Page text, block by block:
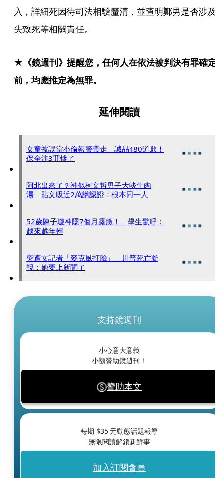
入，詳細死因待司法相驗釐清，並查明鄭男是否涉及
失致死等相關責任。
★《鏡週刊》提醒您，任何人在依法被判決有罪確定
前，均應推定為無罪。
延伸閱讀
女童被誤當小偷報警帶走 誠品480道歉！
保全涉3罪慘了
阿北出來了？神似柯文哲男子大啖牛肉
湯 貼文吸近2萬讚認證：根本同一人
52歲陳子璇神隱7個月露臉！ 學生驚呼：
越來越年輕
突遭女記者「麥克風打臉」 川普死亡凝
視：她要上新聞了
支持鏡週刊
小心意大意義
小額贊助鏡週刊！
贊助本文
每期 $35 元動態話題報導
無限閱讀解鎖新鮮事
加入訂閱會員